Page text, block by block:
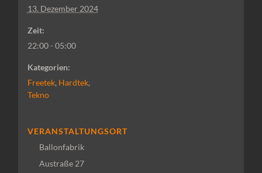
13. Dezember 2024
Zeit:
22:00 - 05:00
Kategorien:
Freetek, Hardtek,
Tekno
VERANSTALTUNGSORT
Ballonfabrik
Austraße 27